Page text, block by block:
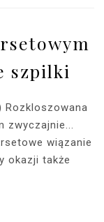
szpilki
Rozkloszowana
zwyczajnie...
wiązanie
okazji także